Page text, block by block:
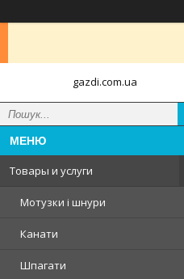
gazdi.com.ua
Товары и услуги
Мотузки і шнури
Канати
Шпагати